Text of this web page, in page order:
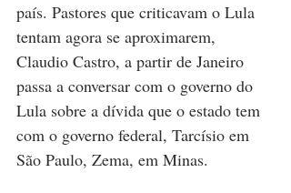
país. Pastores que criticavam o Lula
tentam agora se aproximarem,
Claudio Castro, a partir de Janeiro
passa a conversar com o governo do
Lula sobre a dívida que o estado tem
com o governo federal, Tarcísio em
São Paulo, Zema, em Minas.